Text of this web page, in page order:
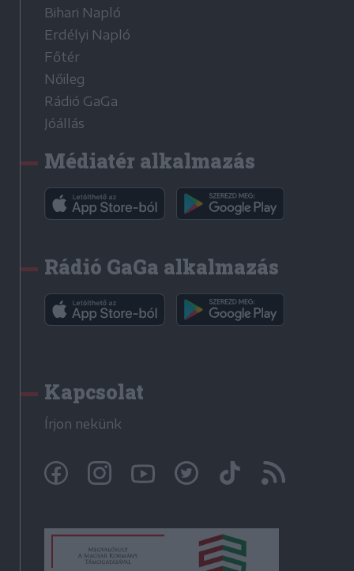
Bihari Napló
Erdélyi Napló
Főtér
Nőileg
Rádió GaGa
Jóállás
Médiatér alkalmazás
Rádió GaGa alkalmazás
Kapcsolat
Írjon nekünk